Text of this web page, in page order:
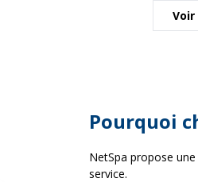
Pourquoi
NetSpa propose
service.